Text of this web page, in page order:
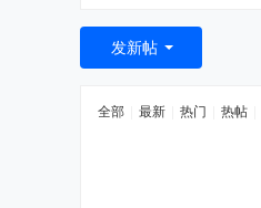
发新帖
全部 最新 热门 热帖